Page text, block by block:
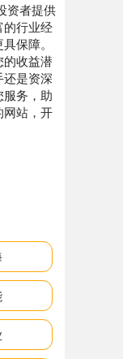
资者提供
的行业经
保障。
的收益潜
是资深
务，助
网站，开